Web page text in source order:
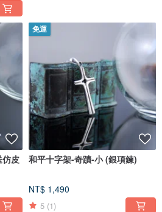
仿皮
免運
和平十字架-奇蹟-小 (銀項鍊)
NT$ 1,490
5 (1)